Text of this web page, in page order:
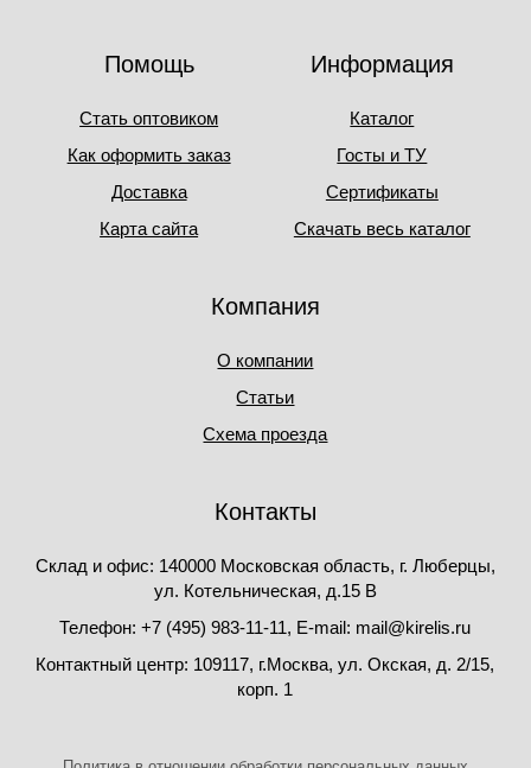
Помощь
Стать оптовиком
Как оформить заказ
Доставка
Карта сайта
Информация
Каталог
Госты и ТУ
Сертификаты
Скачать весь каталог
Компания
О компании
Статьи
Схема проезда
Контакты
Склад и офис: 140000 Московская область, г. Люберцы,
ул. Котельническая, д.15 В
Телефон: +7 (495) 983-11-11, Е-mail: mail@kirelis.ru
Контактный центр: 109117, г.Москва, ул. Окская, д. 2/15,
корп. 1